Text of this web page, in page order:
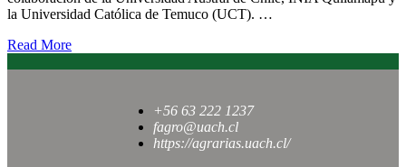
la Universidad Católica de Temuco (UCT). …
Read More
+56 63 222 1237
fagro@uach.cl
https://agrarias.uach.cl/